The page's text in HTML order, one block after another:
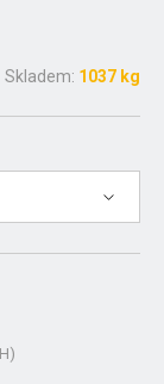
Skladem: 1037 kg